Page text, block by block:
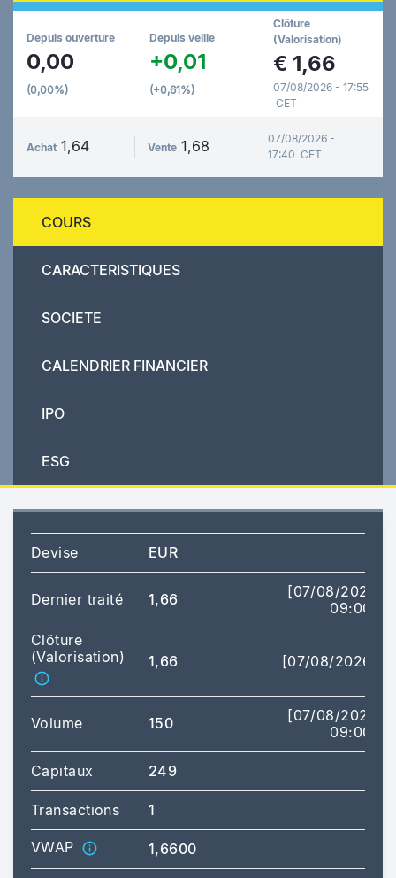
Depuis ouverture
0,00
(0,00%)
Depuis veille
+0,01
(+0,61%)
Clôture
(Valorisation)
€ 1,66
07/08/2026 - 17:55
CET
Achat 1,64 Vente 1,68
07/08/2026 -
17:40 CET
COURS
CARACTERISTIQUES
SOCIETE
CALENDRIER FINANCIER
IPO
ESG
Devise EUR
Dernier traité 1,66
[07/08/2026
09:00]
Clôture
(Valorisation)
1,66 [07/08/2026]
Volume 150
[07/08/2026
09:00]
Capitaux 249
Transactions 1
VWAP 1,6600